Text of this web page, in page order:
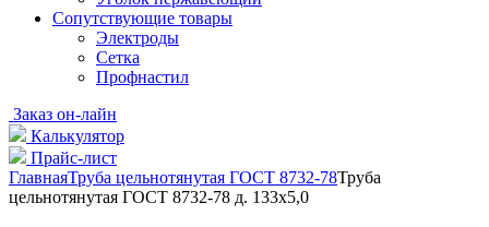
Cопутствующие товары
Электроды
Сетка
Профнастил
Заказ он-лайн
Калькулятор
Прайс-лист
ГлавнаяТруба цельнотянутая ГОСТ 8732-78Труба
цельнотянутая ГОСТ 8732-78 д. 133х5,0